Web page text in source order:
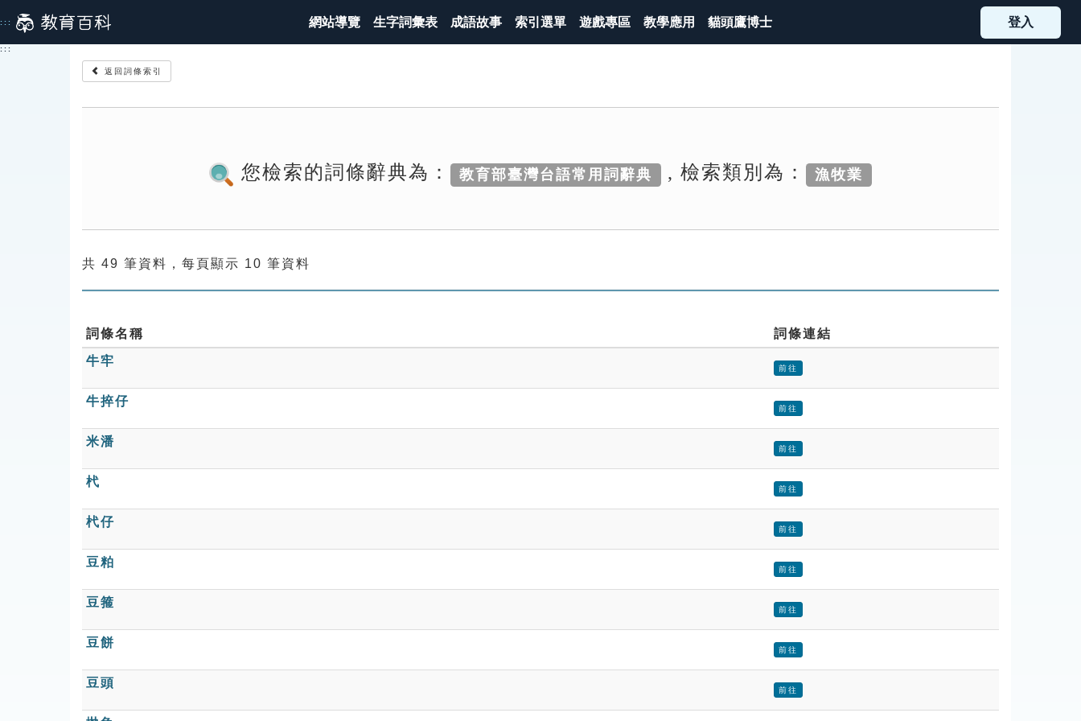
到
主
::: 網站導覽 生字詞彙表 成語故事 索引選單 遊戲專區 教學應用 貓頭鷹博士 登入
:::
返回詞條索引
您檢索的詞條辭典為： 教育部臺灣台語常用詞辭典 , 檢索類別為： 漁牧業
共 49 筆資料，每頁顯示 10 筆資料
詞條名稱
詞條連結
牛牢
前往
牛捽仔
前往
米潘
前往
杙
前往
杙仔
前往
豆粕
前往
豆箍
前往
豆餅
前往
豆頭
前往